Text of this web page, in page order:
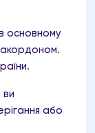
основному
ви
або